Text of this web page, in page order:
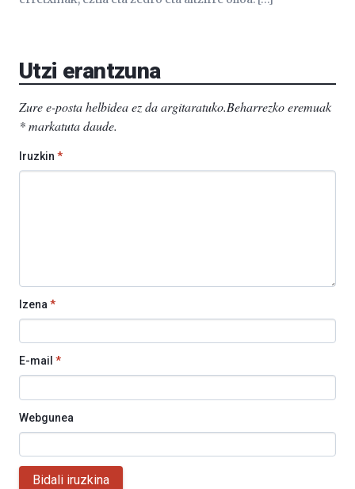
Utzi erantzuna
Zure e-posta helbidea ez da argitaratuko.Beharrezko eremuak
*markatuta daude.
Iruzkin *
Izena *
E-mail *
Webgunea
Bidali iruzkina